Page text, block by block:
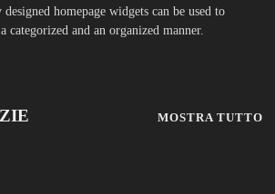
homepage widgets can be used to
categorized and an organized manner.
MOSTRA TUTTO